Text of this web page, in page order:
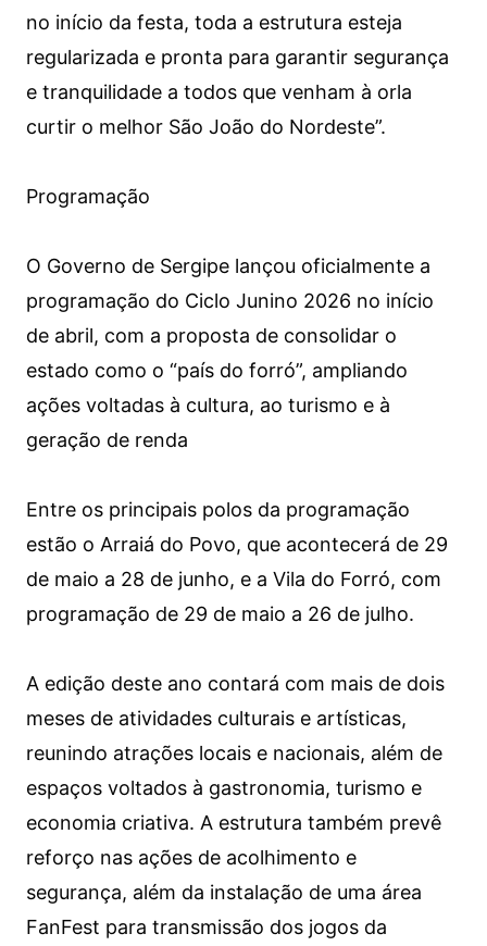
no início da festa, toda a estrutura esteja
regularizada e pronta para garantir segurança
e tranquilidade a todos que venham à orla
curtir o melhor São João do Nordeste”.
Programação
O Governo de Sergipe lançou oficialmente a
programação do Ciclo Junino 2026 no início
de abril, com a proposta de consolidar o
estado como o “país do forró”, ampliando
ações voltadas à cultura, ao turismo e à
geração de renda
Entre os principais polos da programação
estão o Arraiá do Povo, que acontecerá de 29
de maio a 28 de junho, e a Vila do Forró, com
programação de 29 de maio a 26 de julho.
A edição deste ano contará com mais de dois
meses de atividades culturais e artísticas,
reunindo atrações locais e nacionais, além de
espaços voltados à gastronomia, turismo e
economia criativa. A estrutura também prevê
reforço nas ações de acolhimento e
segurança, além da instalação de uma área
FanFest para transmissão dos jogos da